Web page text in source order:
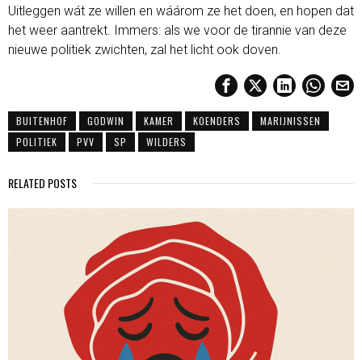
Uitleggen wát ze willen en wáárom ze het doen, en hopen dat
het weer aantrekt. Immers: als we voor de tirannie van deze
nieuwe politiek zwichten, zal het licht ook doven.
BUITENHOF GODWIN KAMER KOENDERS
MARIJNISSEN
POLITIEK
PVV SP WILDERS
RELATED POSTS